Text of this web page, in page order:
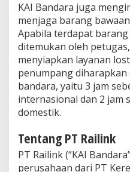
KAI Bandara juga
menjaga barang
Apabila terdapat
ditemukan oleh
menyiapkan layanan
penumpang diharapkan
bandara, yaitu 3 jam
internasional dan 2 jam
domestik.
Tentang PT Railink
PT Railink (“KAI
perusahaan dari PT